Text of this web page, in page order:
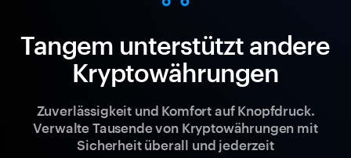
Tangem unterstützt andere
Kryptowährungen
Zuverlässigkeit und Komfort auf Knopfdruck.
Verwalte Tausende von Kryptowährungen mit
Sicherheit überall und jederzeit